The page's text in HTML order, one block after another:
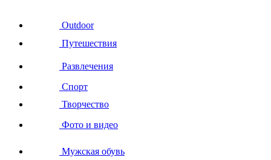
Outdoor
Путешествия
Развлечения
Спорт
Творчество
Фото и видео
Мужская обувь